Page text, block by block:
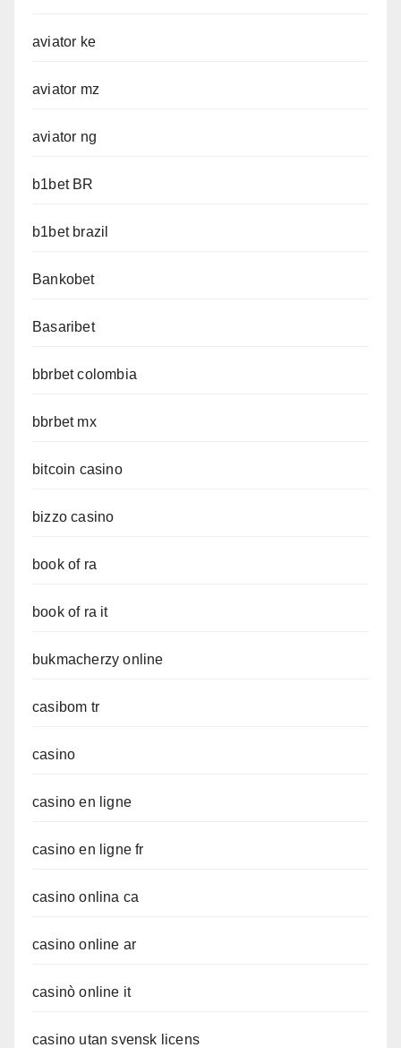
aviator ke
aviator mz
aviator ng
b1bet BR
b1bet brazil
Bankobet
Basaribet
bbrbet colombia
bbrbet mx
bitcoin casino
bizzo casino
book of ra
book of ra it
bukmacherzy online
casibom tr
casino
casino en ligne
casino en ligne fr
casino onlina ca
casino online ar
casinò online it
casino utan svensk licens